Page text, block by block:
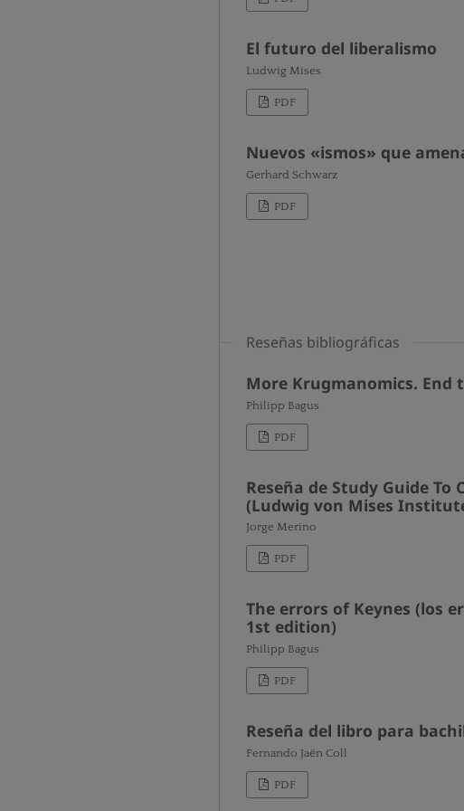
El futuro del liberalismo
Ludwig Mises
PDF
Nuevos «ismos» que
Gerhard Schwarz
PDF
Reseñas bibliográficas
More Krugmanomics. End
Philipp Bagus
PDF
Reseña de Study Guide To
(Ludwig von Mises
Jorge Merino
PDF
The errors of Keynes (los
1st edition)
Philipp Bagus
PDF
Reseña del libro para
Fernando Jaén Coll
PDF